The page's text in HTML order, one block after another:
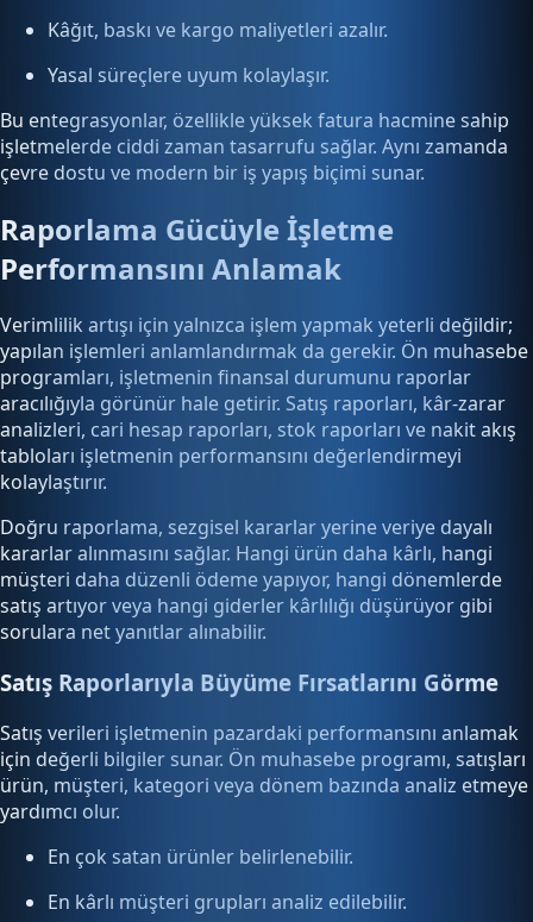
Kâğıt, baskı ve kargo maliyetleri azalır.
Yasal süreçlere uyum kolaylaşır.
Bu entegrasyonlar, özellikle yüksek fatura hacmine sahip
işletmelerde ciddi zaman tasarrufu sağlar. Aynı zamanda
çevre dostu ve modern bir iş yapış biçimi sunar.
Raporlama Gücüyle İşletme
Performansını Anlamak
Verimlilik artışı için yalnızca işlem yapmak yeterli değildir;
yapılan işlemleri anlamlandırmak da gerekir. Ön muhasebe
programları, işletmenin finansal durumunu raporlar
aracılığıyla görünür hale getirir. Satış raporları, kâr-zarar
analizleri, cari hesap raporları, stok raporları ve nakit akış
tabloları işletmenin performansını değerlendirmeyi
kolaylaştırır.
Doğru raporlama, sezgisel kararlar yerine veriye dayalı
kararlar alınmasını sağlar. Hangi ürün daha kârlı, hangi
müşteri daha düzenli ödeme yapıyor, hangi dönemlerde
satış artıyor veya hangi giderler kârlılığı düşürüyor gibi
sorulara net yanıtlar alınabilir.
Satış Raporlarıyla Büyüme Fırsatlarını Görme
Satış verileri işletmenin pazardaki performansını anlamak
için değerli bilgiler sunar. Ön muhasebe programı, satışları
ürün, müşteri, kategori veya dönem bazında analiz etmeye
yardımcı olur.
En çok satan ürünler belirlenebilir.
En kârlı müşteri grupları analiz edilebilir.